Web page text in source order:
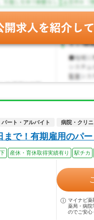
パート・アルバイト 病院・クリ
で！有期雇用のパー
産休・育休取得実績有り 駅チカ
マイナビ薬
薬局・病院
のでご安心